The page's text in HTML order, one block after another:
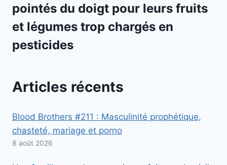
pointés du doigt pour leurs fruits
et légumes trop chargés en
pesticides
Articles récents
Blood Brothers #211 : Masculinité prophétique,
chasteté, mariage et porno
8 août 2026